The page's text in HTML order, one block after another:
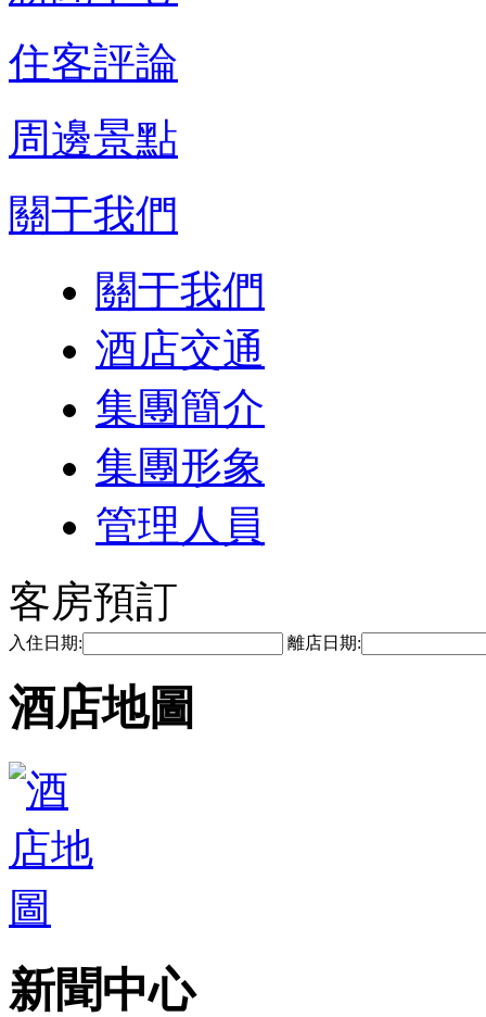
住客評論
周邊景點
關于我們
關于我們
酒店交通
集團簡介
集團形象
管理人員
客房預訂
入住日期: 離店日期:
酒店地圖
新聞中心